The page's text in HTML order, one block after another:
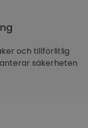
och tillförlitlig
säkerheten